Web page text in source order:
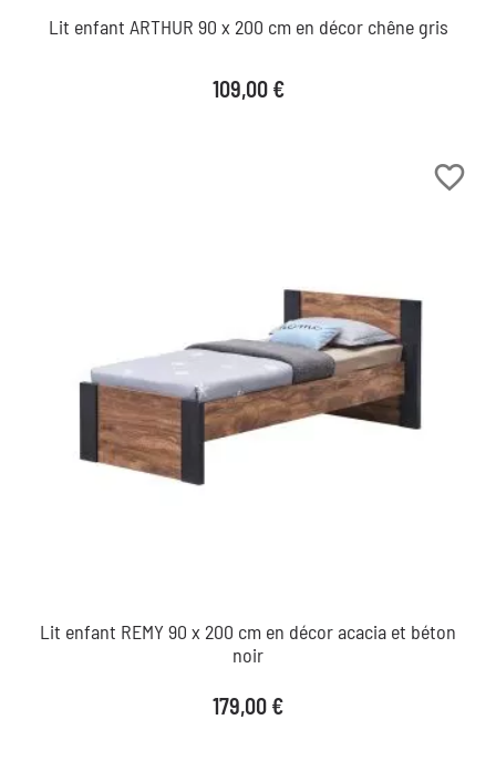
Lit enfant ARTHUR 90 x 200 cm en décor chêne gris
Prix
109,00 €
favorite_border
Lit enfant REMY 90 x 200 cm en décor acacia et béton
noir
Prix
179,00 €